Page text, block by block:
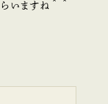
いますね＾＾